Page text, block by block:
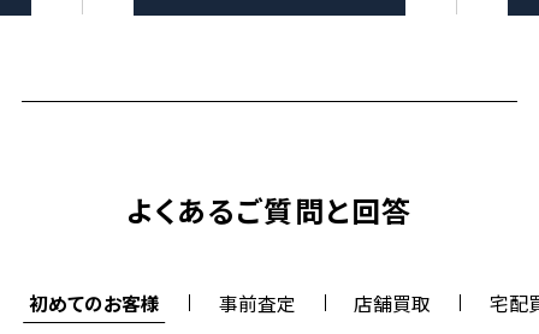
よくあるご質問と回答
初めてのお客様 事前査定 店舗買取 宅配